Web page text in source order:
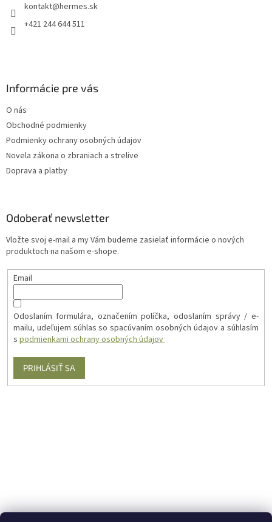
kontakt@hermes.sk
+421 244 644 511
Informácie pre vás
O nás
Obchodné podmienky
Podmienky ochrany osobných údajov
Novela zákona o zbraniach a strelive
Doprava a platby
Odoberať newsletter
Vložte svoj e-mail a my Vám budeme zasielať informácie o nových
produktoch na našom e-shope.
Email
Odoslaním formulára, označením políčka, odoslaním správy / e-
mailu, udeľujem súhlas so spacúvaním osobných údajov a súhlasím
s podmienkami ochrany osobných údajov
PRIHLÁSIŤ SA